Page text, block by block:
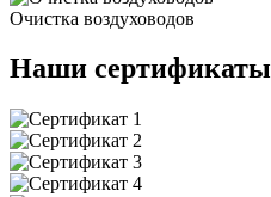
Очистка воздуховодов
Наши сертификаты